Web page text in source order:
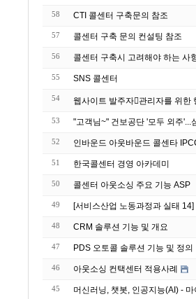
58 CTI 콜센터 구축문의 참조
57 콜센터 구축 문의 컨설팅 참조
56 콜센터 구축시 고려해야 하는 사
55 SNS 콜센터
54
53
52 인바운드 아웃바운드 콜센타
51 한국콜센터 경영 아카데미
50 콜센터 아웃소싱 주요 기능 ASP
49 [서비스산업 노동과정과 실태
48 CRM 솔루션 기능 및 개요
47 PDS 오토콜 솔루션 기능 및 정의
46 아웃소싱 컨택센터 적용사례
45 머신러닝, 챗봇, 인공지능(AI) -